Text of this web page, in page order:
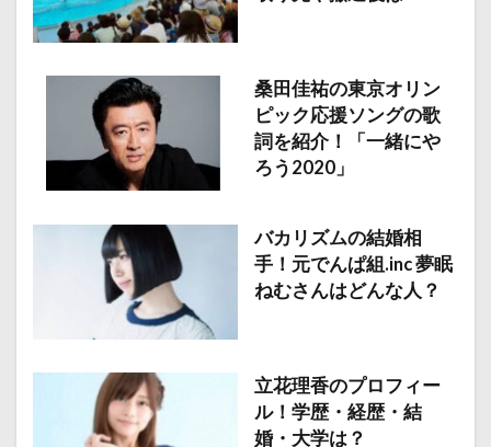
桑田佳祐の東京オリン
ピック応援ソングの歌
詞を紹介！「一緒にや
ろう2020」
バカリズムの結婚相
手！元でんぱ組.inc 夢眠
ねむさんはどんな人？
立花理香のプロフィー
ル！学歴・経歴・結
婚・大学は？